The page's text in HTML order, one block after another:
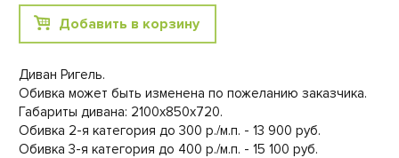
Добавить в корзину
Диван Ригель.
Обивка может быть изменена по пожеланию заказчика.
Габариты дивана: 2100х850х720.
Обивка 2-я категория до 300 р./м.п. - 13 900 руб.
Обивка 3-я категория до 400 р./м.п. - 15 100 руб.